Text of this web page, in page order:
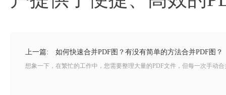
上一篇: 如何快速合并PDF图？有没有简单的方法合并PDF图？
想象一下，在繁忙的工作中，您需要整理大量的PDF文件，但每一次手动